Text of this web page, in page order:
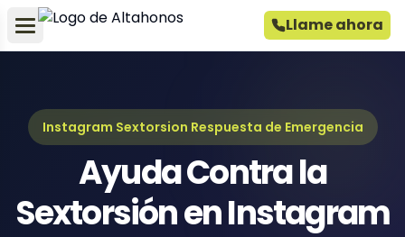
Llame ahora
Instagram Sextorsion Respuesta de Emergencia
Ayuda Contra la
Sextorsión en Instagram